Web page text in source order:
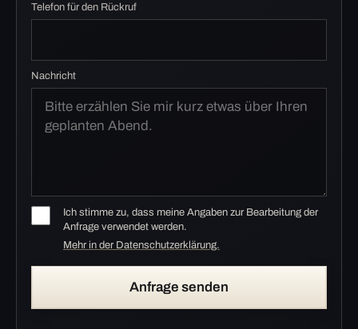
Telefon für den Rückruf
Nachricht
Ich stimme zu, dass meine Angaben zur Bearbeitung der
Anfrage verwendet werden.
Mehr in der Datenschutzerklärung.
Anfrage senden